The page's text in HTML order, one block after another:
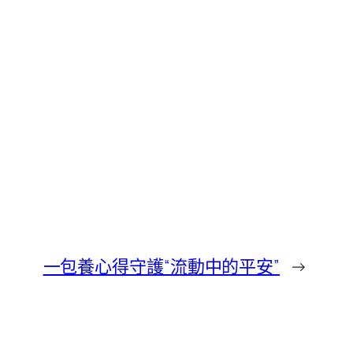
一包養心得守護“流動中的平安” →